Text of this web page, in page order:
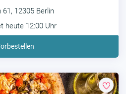
12305 Berlin
heute 12:00 Uhr